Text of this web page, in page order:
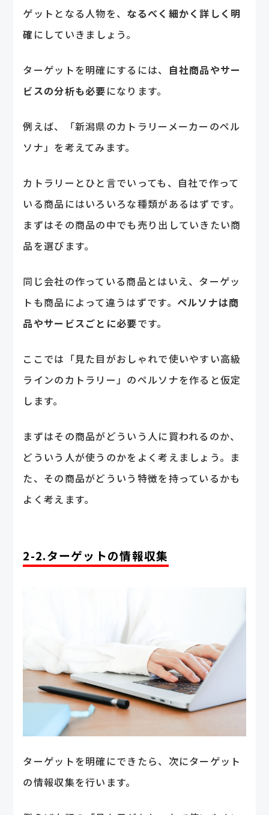
ゲットとなる人物を、 なるべく細かく詳しく明
確 にしていきましょう。
ターゲットを明確にするには、
自社商品やサー
ビスの分析も必要になります。
例えば、「新潟県のカトラリーメーカーのペル
ソナ」を考えてみます。
カトラリーとひと言でいっても、自社で作って
いる商品にはいろいろな種類があるはずです。
まずはその商品の中でも売り出していきたい商
品を選びます。
同じ会社の作っている商品とはいえ、ターゲッ
トも商品によって違うはずです。 ペルソナは商
品やサービスごとに必要です。
ここでは「見た目がおしゃれで使いやすい高級
ラインのカトラリー」のペルソナを作ると仮定
します。
まずはその商品がどういう人に買われるのか、
どういう人が使うのかをよく考えましょう。ま
た、その商品がどういう特徴を持っているかも
よく考えます。
2-2.ターゲットの情報収集
ターゲットを明確にできたら、次にターゲット
の情報収集を行います。